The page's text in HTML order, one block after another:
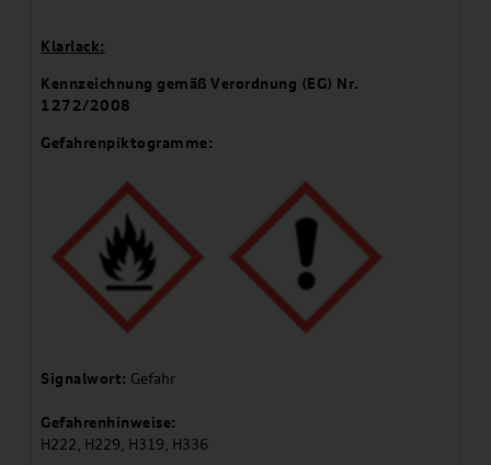
Klarlack:
Kennzeichnung gemäß Verordnung (EG) Nr.
1272/2008
Gefahrenpiktogramme:
Signalwort: Gefahr
Gefahrenhinweise:
H222, H229, H319, H336